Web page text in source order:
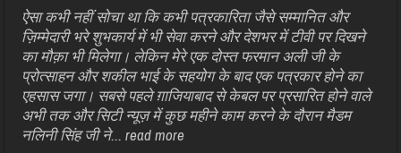
ऐसा कभी नहीं सोचा था कि कभी पत्रकारिता जैसे सम्मानित और
ज़िम्मेदारी भरे शुभकार्य में भी सेवा करने और देशभर में टीवी पर दिखने
का मौक़ा भी मिलेगा। लेकिन मेरे एक दोस्त फरमान अली जी के
प्रोत्साहन और शकील भाई के सहयोग के बाद एक पत्रकार होने का
एहसास जगा। सबसे पहले ग़ाजियाबाद से केबल पर प्रसारित होने वाले
अभी तक और सिटी न्यूज़ में कुछ महीने काम करने के दौरान मैडम
नलिनी सिंह जी ने...read more